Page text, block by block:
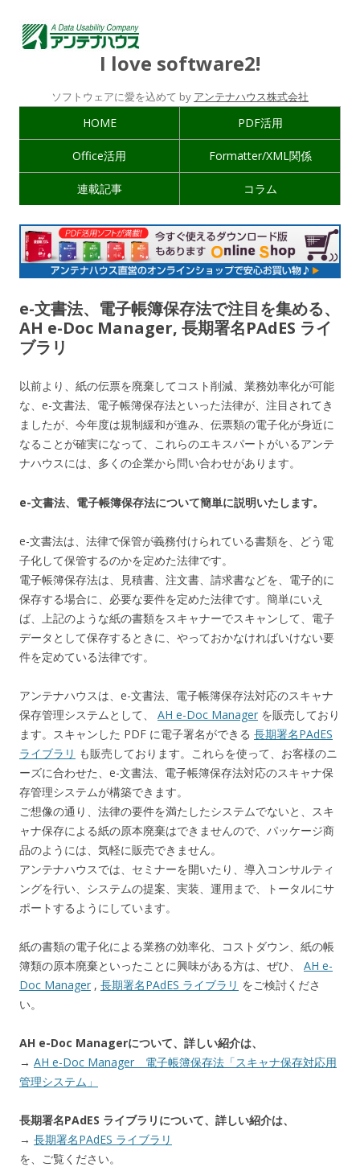
I love software2!
ソフトウェアに愛を込めて by アンテナハウス株式会社
HOME PDF活用
Office活用 Formatter/XML関係
連載記事 コラム
e-文書法、電子帳簿保存法で注目を集める、
AH e-Doc Manager, 長期署名PAdES ライ
ブラリ
以前より、紙の伝票を廃棄してコスト削減、業務効率化が可能
な、e-文書法、電子帳簿保存法といった法律が、注目されてき
ましたが、今年度は規制緩和が進み、伝票類の電子化が身近に
なることが確実になって、これらのエキスパートがいるアンテ
ナハウスには、多くの企業から問い合わせがあります。
e-文書法、電子帳簿保存法について簡単に説明いたします。
e-文書法は、法律で保管が義務付けられている書類を、どう電
子化して保管するのかを定めた法律です。
電子帳簿保存法は、見積書、注文書、請求書などを、電子的に
保存する場合に、必要な要件を定めた法律です。簡単にいえ
ば、上記のような紙の書類をスキャナーでスキャンして、電子
データとして保存するときに、やっておかなければいけない要
件を定めている法律です。
アンテナハウスは、e-文書法、電子帳簿保存法対応のスキャナ
保存管理システムとして、 AH e-Doc Manager を販売しており
ます。スキャンした PDF に電子署名ができる 長期署名PAdES
ライブラリ も販売しております。これらを使って、お客様のニ
ーズに合わせた、e-文書法、電子帳簿保存法対応のスキャナ保
存管理システムが構築できます。
ご想像の通り、法律の要件を満たしたシステムでないと、スキ
ャナ保存による紙の原本廃棄はできませんので、パッケージ商
品のようには、気軽に販売できません。
アンテナハウスでは、セミナーを開いたり、導入コンサルティ
ングを行い、システムの提案、実装、運用まで、トータルにサ
ポートするようにしています。
紙の書類の電子化による業務の効率化、コストダウン、紙の帳
簿類の原本廃棄といったことに興味がある方は、ぜひ、 AH e-
Doc Manager , 長期署名PAdES ライブラリ をご検討くださ
い。
AH e-Doc Managerについて、詳しい紹介は、
→ AH e-Doc Manager 電子帳簿保存法「スキャナ保存対応用
管理システム」
長期署名PAdES ライブラリについて、詳しい紹介は、
→ 長期署名PAdES ライブラリ
を、ご覧ください。